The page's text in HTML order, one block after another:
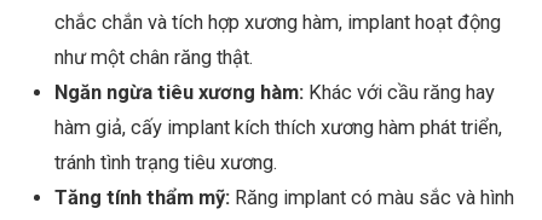
chắc chắn và tích hợp xương hàm, implant hoạt động
như một chân răng thật.
Ngăn ngừa tiêu xương hàm: Khác với cầu răng hay
hàm giả, cấy implant kích thích xương hàm phát triển,
tránh tình trạng tiêu xương.
Tăng tính thẩm mỹ: Răng implant có màu sắc và hình